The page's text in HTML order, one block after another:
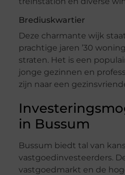
Brediuskwartier
Deze charmante wijk
prachtige jaren ’30
straten. Het is een
jonge gezinnen en
zijn naar een
in Bussum
Bussum biedt tal van
vastgoedinvesteerders.
vastgoedmarkt en de